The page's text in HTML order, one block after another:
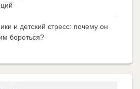
и детский стресс: почему он
бороться?